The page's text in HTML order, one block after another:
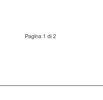
Pagina 1 di 2